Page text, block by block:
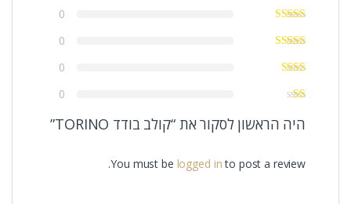
0
0
0
0
היה הראשון לסקור את “קולב בודד TORINO”
You must be logged into post a review.